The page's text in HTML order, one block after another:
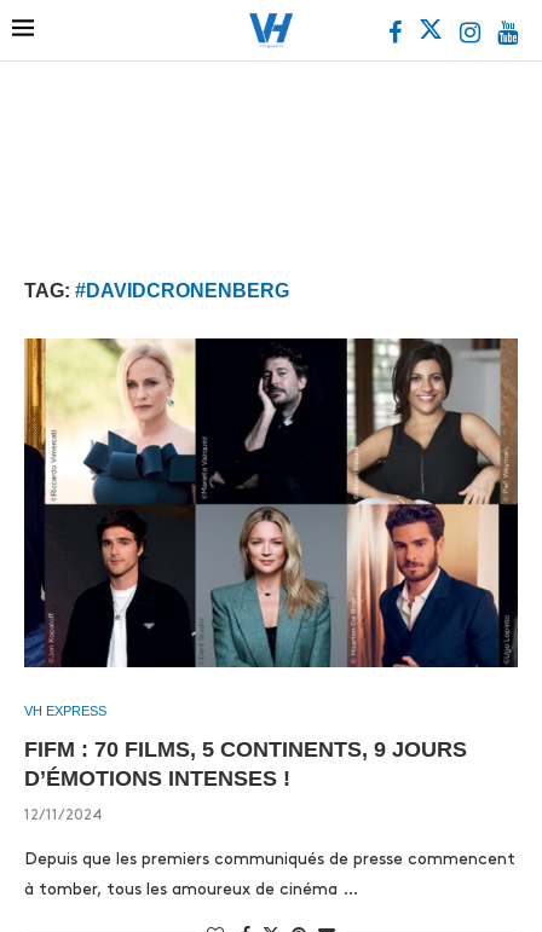
TAG: #DAVIDCRONENBERG
VH EXPRESS
FIFM : 70 FILMS, 5 CONTINENTS, 9 JOURS
D’ÉMOTIONS INTENSES !
12/11/2024
Depuis que les premiers communiqués de presse commencent
à tomber, tous les amoureux de cinéma …